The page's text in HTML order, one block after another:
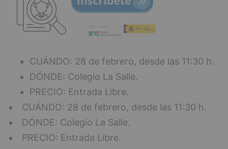
CUÁNDO: 28 de febrero, desde las 11:30 h.
DÓNDE: Colegio La Salle.
PRECIO: Entrada Libre.
CUÁNDO: 28 de febrero, desde las 11:30 h.
DÓNDE: Colegio La Salle.
PRECIO: Entrada Libre.